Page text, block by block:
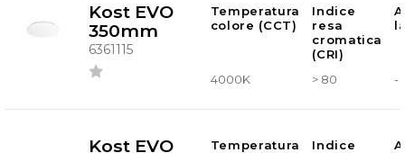
Kost EVO
350mm
6361115
Temperatura
colore (CCT)
Indice
resa
cromatica
(CRI)
4000K > 80 -
Kost EVO
Temperatura
Indice